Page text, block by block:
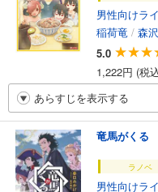
男性向けラ
稲荷竜 / 森
5.0
1,222円 (税
あらすじを表示する
竜馬がくる
ラノベ
男性向けラ